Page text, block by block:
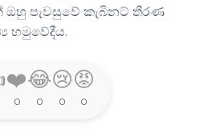
පැවසුවේ කැබිනට් තීරණ
හමුවේදීය.
❤️
0
😂
0
😢
0
😡
0